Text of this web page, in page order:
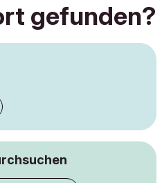
gefunden?